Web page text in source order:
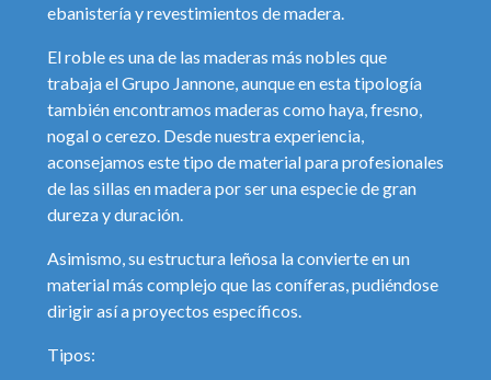
ebanistería y revestimientos de madera.
El roble es una de las maderas más nobles que
trabaja el Grupo Jannone, aunque en esta tipología
también encontramos maderas como haya, fresno,
nogal o cerezo. Desde nuestra experiencia,
aconsejamos este tipo de material para profesionales
de las sillas en madera por ser una especie de gran
dureza y duración.
Asimismo, su estructura leñosa la convierte en un
material más complejo que las coníferas, pudiéndose
dirigir así a proyectos específicos.
Tipos: